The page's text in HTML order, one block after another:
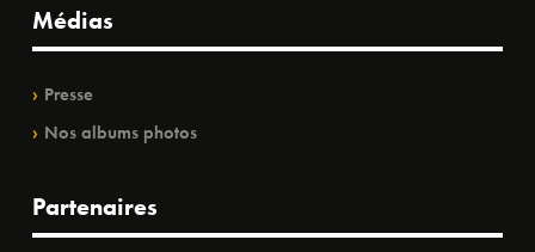
Médias
Presse
Nos albums photos
Partenaires